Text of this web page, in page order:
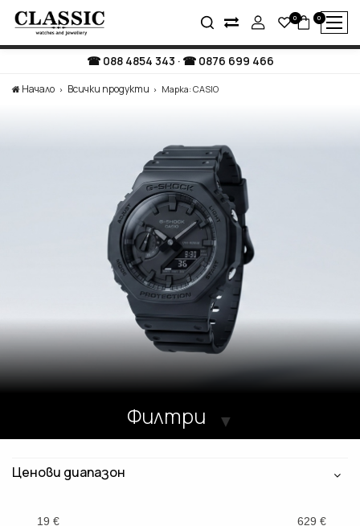
0 0
088 4854 343 · 0876 699 466
Начало Всички продукти Марка: CASIO
Филтри
Ценови диапазон